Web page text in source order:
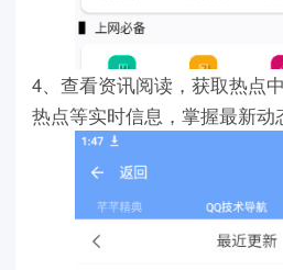
4、查看资讯阅读，获取热点
热点等实时信息，掌握最新动